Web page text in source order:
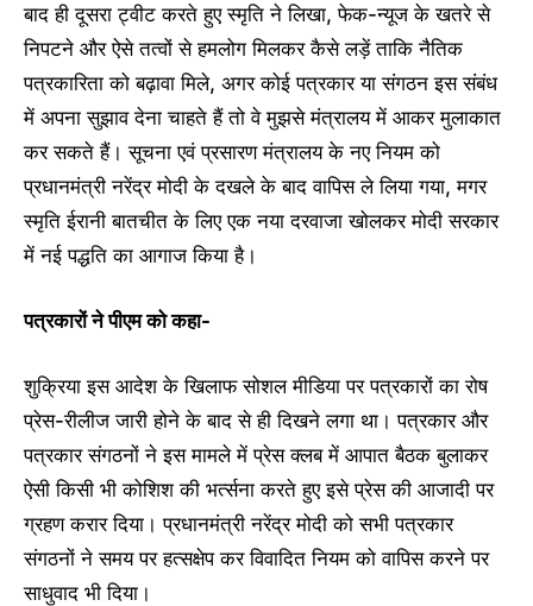
बाद ही दूसरा ट्वीट करते हुए स्मृति ने लिखा, फेक-न्यूज के खतरे से
निपटने और ऐसे तत्वों से हमलोग मिलकर कैसे लड़ें ताकि नैतिक
पत्रकारिता को बढ़ावा मिले, अगर कोई पत्रकार या संगठन इस संबंध
में अपना सुझाव देना चाहते हैं तो वे मुझसे मंत्रालय में आकर मुलाकात
कर सकते हैं। सूचना एवं प्रसारण मंत्रालय के नए नियम को
प्रधानमंत्री नरेंद्र मोदी के दखले के बाद वापिस ले लिया गया, मगर
स्मृति ईरानी बातचीत के लिए एक नया दरवाजा खोलकर मोदी सरकार
में नई पद्धति का आगाज किया है।
पत्रकारों ने पीएम को कहा-
शुक्रिया इस आदेश के खिलाफ सोशल मीडिया पर पत्रकारों का रोष
प्रेस-रीलीज जारी होने के बाद से ही दिखने लगा था। पत्रकार और
पत्रकार संगठनों ने इस मामले में प्रेस क्लब में आपात बैठक बुलाकर
ऐसी किसी भी कोशिश की भर्त्सना करते हुए इसे प्रेस की आजादी पर
ग्रहण करार दिया। प्रधानमंत्री नरेंद्र मोदी को सभी पत्रकार
संगठनों ने समय पर हत्सक्षेप कर विवादित नियम को वापिस करने पर
साधुवाद भी दिया।